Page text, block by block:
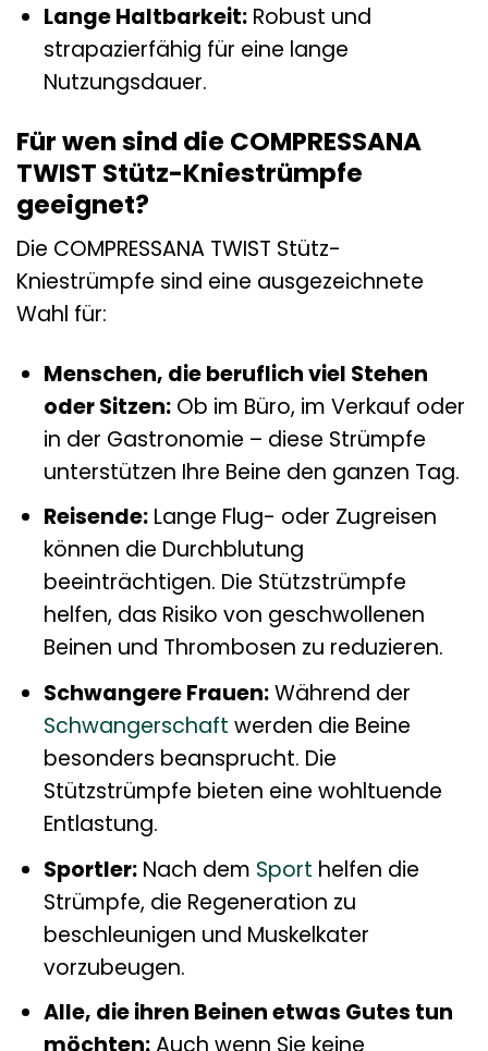
Lange Haltbarkeit:Robust und
strapazierfähig für eine lange
Nutzungsdauer.
Für wen sind die COMPRESSANA
TWIST Stütz-Kniestrümpfe
geeignet?
Die COMPRESSANA TWIST Stütz-
Kniestrümpfe sind eine ausgezeichnete
Wahl für:
Menschen, die beruflich viel Stehen
oder Sitzen:Ob im Büro, im Verkauf oder
in der Gastronomie – diese Strümpfe
unterstützen Ihre Beine den ganzen Tag.
Reisende:Lange Flug- oder Zugreisen
können die Durchblutung
beeinträchtigen. Die Stützstrümpfe
helfen, das Risiko von geschwollenen
Beinen und Thrombosen zu reduzieren.
Schwangere Frauen:Während der
Schwangerschaft werden die Beine
besonders beansprucht. Die
Stützstrümpfe bieten eine wohltuende
Entlastung.
Sportler:Nach dem Sport helfen die
Strümpfe, die Regeneration zu
beschleunigen und Muskelkater
vorzubeugen.
Alle, die ihren Beinen etwas Gutes tun
möchten:Auch wenn Sie keine